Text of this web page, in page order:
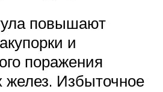
повышают
и
поражения
желез. Избыточное